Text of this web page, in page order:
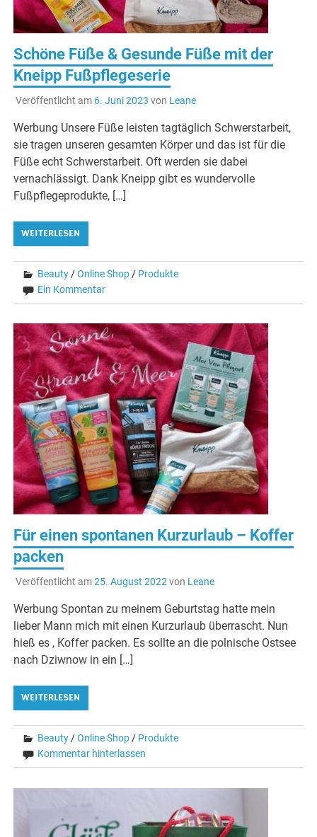
Schöne Füße & Gesunde Füße mit der
Kneipp Fußpflegeserie
Veröffentlicht am 6. Juni 2023 von Leane
Werbung Unsere Füße leisten tagtäglich Schwerstarbeit,
sie tragen unseren gesamten Körper und das ist für die
Füße echt Schwerstarbeit. Oft werden sie dabei
vernachlässigt. Dank Kneipp gibt es wundervolle
Fußpflegeprodukte, […]
WEITERLESEN
Beauty /Online Shop / Produkte
Ein Kommentar
Für einen spontanen Kurzurlaub – Koffer
packen
Veröffentlicht am25. August 2022 von Leane
Werbung Spontan zu meinem Geburtstag hatte mein
lieber Mann mich mit einen Kurzurlaub überrascht. Nun
hieß es , Koffer packen. Es sollte an die polnische Ostsee
nach Dziwnow in ein […]
WEITERLESEN
Beauty /Online Shop / Produkte
Kommentar hinterlassen